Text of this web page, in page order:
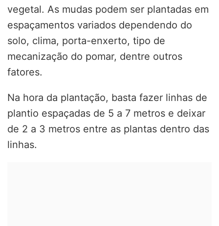
vegetal. As mudas podem ser plantadas em
espaçamentos variados dependendo do
solo, clima, porta-enxerto, tipo de
mecanização do pomar, dentre outros
fatores.
Na hora da plantação, basta fazer linhas de
plantio espaçadas de 5 a 7 metros e deixar
de 2 a 3 metros entre as plantas dentro das
linhas.